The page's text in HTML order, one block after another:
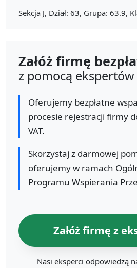
Sekcja J, Dział: 63, Grupa: 63.9,
Załóż firmę
z pomocą ekspertów
Oferujemy bezpłatne
procesie rejestracji firmy
VAT.
Skorzystaj z darmowej
oferujemy w ramach
Programu Wspierania
Załóż firmę z
Nasi eksperci odpowiedzą